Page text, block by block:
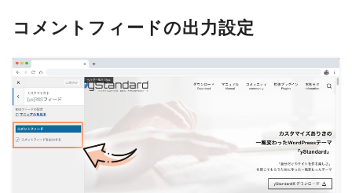
コメントフィードの出力設定